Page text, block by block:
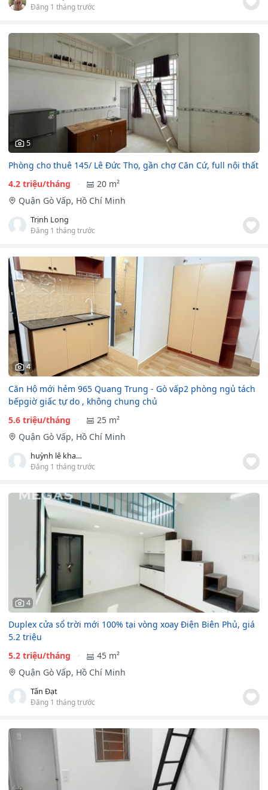
Đăng 1 tháng trước
5
Phòng cho thuê 145/ Lê Đức Thọ, gần chợ Căn Cứ, full nội thất
4.2 triệu/tháng
20 m²
Quận Gò Vấp, Hồ Chí Minh
Trịnh Long
Đăng 1 tháng trước
4
Căn Hộ mới hẻm 965 Quang Trung - Gò vấp2 phòng ngủ tách
bếpgiờ giấc tự do , không chung chủ
5.6 triệu/tháng
25 m²
Quận Gò Vấp, Hồ Chí Minh
huỳnh lê khang
Đăng 1 tháng trước
4
Duplex cửa sổ trời mới 100% tại vòng xoay Điện Biên Phủ, giá
5.2 triệu
5.2 triệu/tháng
45 m²
Quận Gò Vấp, Hồ Chí Minh
Tấn Đạt
Đăng 1 tháng trước